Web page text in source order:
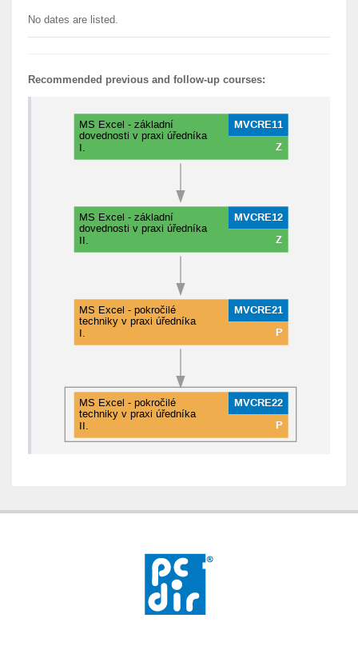
No dates are listed.
Recommended previous and follow-up courses: